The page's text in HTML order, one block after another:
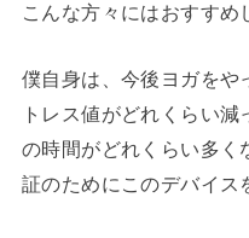
こんな方々にはおすすめ
僕自身は、今後ヨガをや
トレス値がどれくらい
の時間がどれくらい多く
証のためにこのデバイス